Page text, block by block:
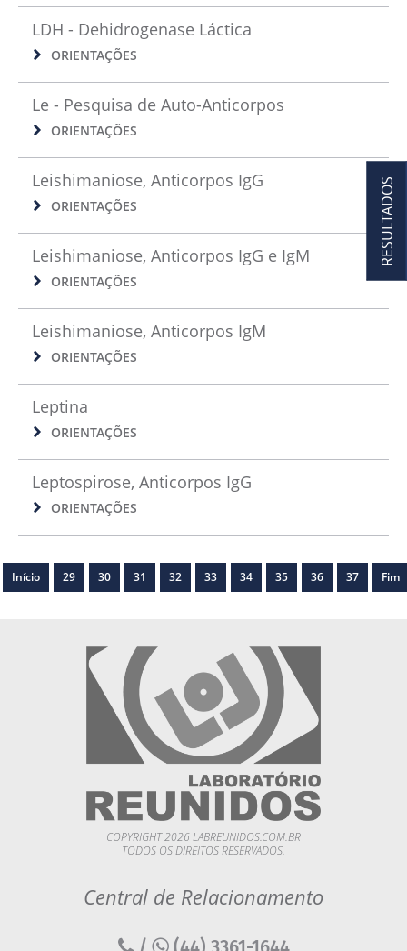
LDH - Dehidrogenase Láctica
ORIENTAÇÕES
Le - Pesquisa de Auto-Anticorpos
ORIENTAÇÕES
Leishimaniose, Anticorpos IgG
ORIENTAÇÕES
Leishimaniose, Anticorpos IgG e IgM
ORIENTAÇÕES
Leishimaniose, Anticorpos IgM
ORIENTAÇÕES
Leptina
ORIENTAÇÕES
Leptospirose, Anticorpos IgG
ORIENTAÇÕES
Início 29 30 31 32 33 34 35 36 37 Fim
COPYRIGHT 2026 LABREUNIDOS.COM.BR
TODOS OS DIREITOS RESERVADOS.
Central de Relacionamento
RESULTADOS